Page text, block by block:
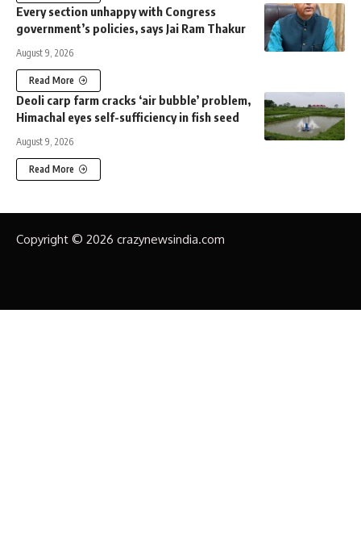
Every section unhappy with Congress
government’s policies, says Jai Ram Thakur
August 9, 2026
Read More
Deoli carp farm cracks ‘air bubble’ problem,
Himachal eyes self-sufficiency in fish seed
August 9, 2026
Read More
Copyright © 2026 crazynewsindia.com